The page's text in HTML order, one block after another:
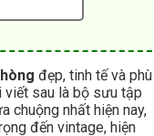
đẹp, tinh tế và phù
viết sau là bộ sưu tập
chuộng nhất hiện nay,
đến vintage, hiện